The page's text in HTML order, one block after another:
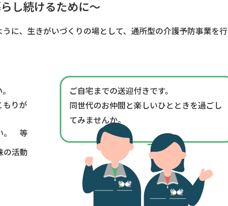
し続けるために～
に、生きがいづくりの場として、通所型の介護予防事業を行
もりが
。 等
の活動
ご自宅までの送迎付きです。
同世代のお仲間と楽しいひとときを過ごし
てみませんか。